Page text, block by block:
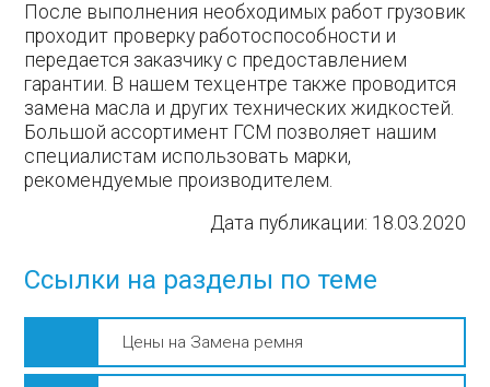
После выполнения необходимых работ грузовик
проходит проверку работоспособности и
передается заказчику с предоставлением
гарантии. В нашем техцентре также проводится
замена масла и других технических жидкостей.
Большой ассортимент ГСМ позволяет нашим
специалистам использовать марки,
рекомендуемые производителем.
Дата публикации: 18.03.2020
Ссылки на разделы по теме
Цены на Замена ремня